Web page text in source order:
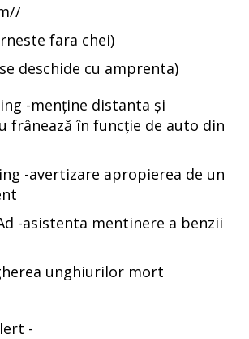
fara chei)
deschide cu amprenta)
-menține distanta și
frânează în funcție de auto din
-avertizare apropierea de un
-asistenta mentinere a benzii
unghiurilor mort
-